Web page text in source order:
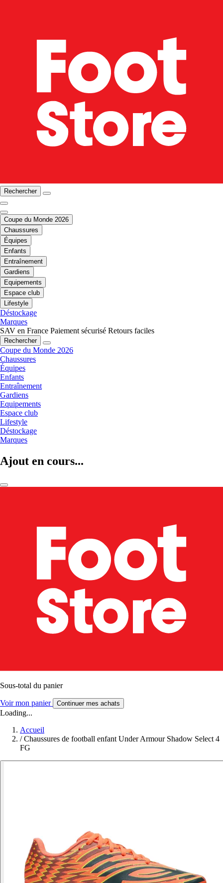
Rechercher
Coupe du Monde 2026
Chaussures
Équipes
Enfants
Entraînement
Gardiens
Equipements
Espace club
Lifestyle
Déstockage
Marques
SAV en France Paiement sécurisé Retours faciles
Rechercher
Coupe du Monde 2026
Chaussures
Équipes
Enfants
Entraînement
Gardiens
Equipements
Espace club
Lifestyle
Déstockage
Marques
Ajout en cours...
Sous-total du panier
Voir mon panier Continuer mes achats
Loading...
Accueil
/ Chaussures de football enfant Under Armour Shadow Select 4
FG